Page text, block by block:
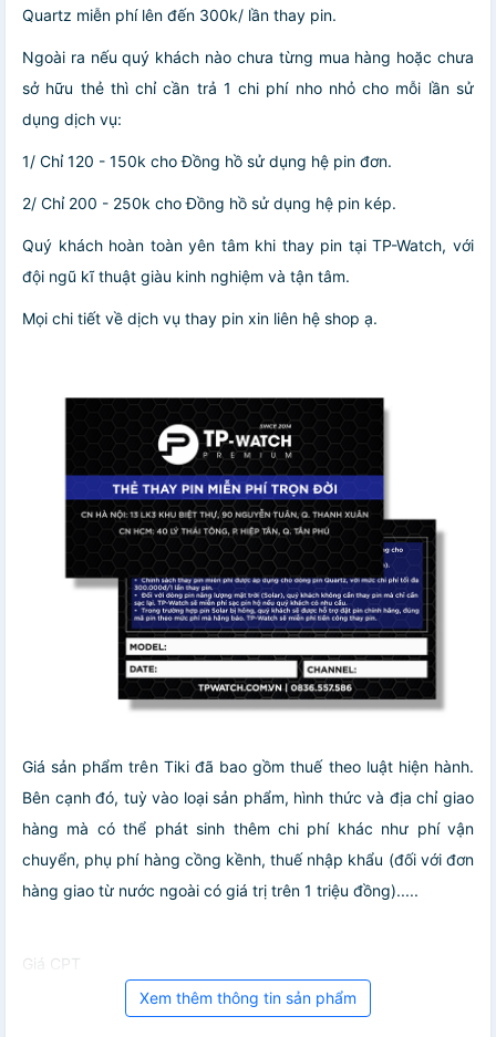
Quartz miễn phí lên đến 300k/ lần thay pin.
Ngoài ra nếu quý khách nào chưa từng mua hàng hoặc chưa
sở hữu thẻ thì chỉ cần trả 1 chi phí nho nhỏ cho mỗi lần sử
dụng dịch vụ:
1/ Chỉ 120 - 150k cho Đồng hồ sử dụng hệ pin đơn.
2/ Chỉ 200 - 250k cho Đồng hồ sử dụng hệ pin kép.
Quý khách hoàn toàn yên tâm khi thay pin tại TP-Watch, với
đội ngũ kĩ thuật giàu kinh nghiệm và tận tâm.
Mọi chi tiết về dịch vụ thay pin xin liên hệ shop ạ.
Giá sản phẩm trên Tiki đã bao gồm thuế theo luật hiện hành.
Bên cạnh đó, tuỳ vào loại sản phẩm, hình thức và địa chỉ giao
hàng mà có thể phát sinh thêm chi phí khác như phí vận
chuyển, phụ phí hàng cồng kềnh, thuế nhập khẩu (đối với đơn
hàng giao từ nước ngoài có giá trị trên 1 triệu đồng).....
Giá CPT
Xem thêm thông tin sản phẩm